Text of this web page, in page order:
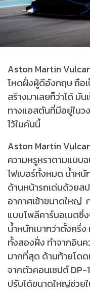
Aston Martin
โหดฝั่งผู้ดีอังกฤษ ถือ
สร้างมาเลยก็ว่าได้ มั
ทางแอสตันที่มีอยู่ในว
ไว้ในคันนี้
Aston Martin
ความหรูหราตามแบบ
ไฟเบอร์ทั้งหมด น้ำหนั
ด้านหน้ารถเด่นด้วยส
อากาศเข้าขนาดใหญ่
แบบโพลีคาร์บอเนตซึ่
น้ำหนักเบากว่าตั้งครึ่
ทั้งสองฝั่ง ทำจากอินค
มากที่สุด ด้านท้ายโดด
จากตัวคอนเซปต์
ปรับได้ขนาดใหญ่ช่วย